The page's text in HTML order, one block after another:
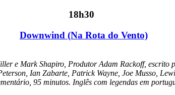
18h30
Downwind (Na Rota do Vento)
e Mark Shapiro, Produtor Adam Rackoff, escrito
Ian Zabarte, Patrick Wayne, Joe Musso,
95 minutos. Inglês com legendas em